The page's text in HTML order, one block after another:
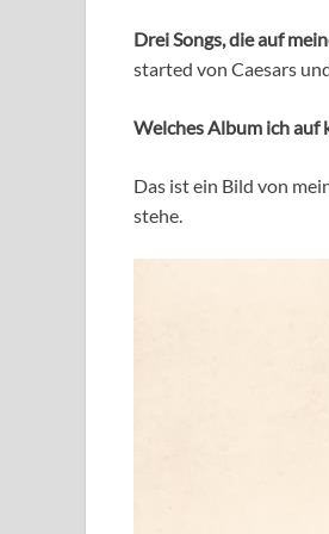
Drei Songs, die auf
started von Caesars
Welches Album ich auf
Das ist ein Bild von
stehe.